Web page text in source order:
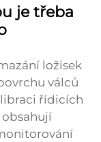
je třeba
ložisek
válců
řídicích
obsahují